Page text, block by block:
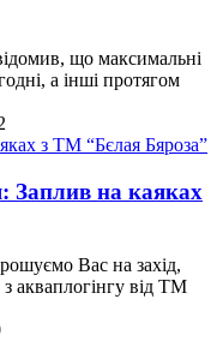
що максимальні
а інші протягом
Заплив на каяках
Вас на захід,
акваплогінгу від ТМ